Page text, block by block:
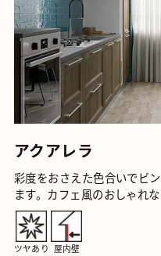
アクアレラ
彩度をおさえた色合いでビ
ます。カフェ風のおしゃれ
だ趣のインテリアを楽しん
ツヤあり 屋内壁